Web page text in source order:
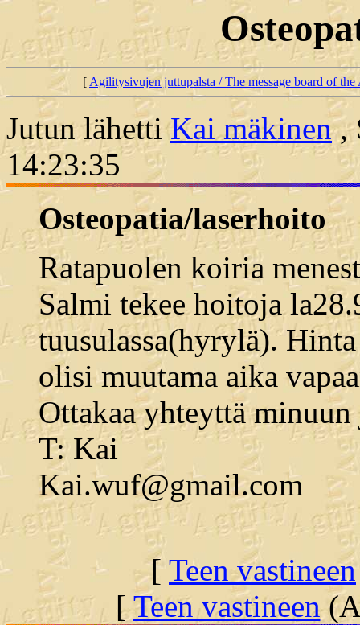
[Agilitysivujen juttupalsta / The message board of
Jutun lähettiKai mäkinen,
14:23:35
Osteopatia/laserhoito
Ratapuolen koiria
Salmi tekee hoitoja
tuusulassa(hyrylä).
olisi muutama aika
Ottakaa yhteyttä
T: Kai
Kai.wuf@gmail.com
[Teen vastineen
[Teen vastineen